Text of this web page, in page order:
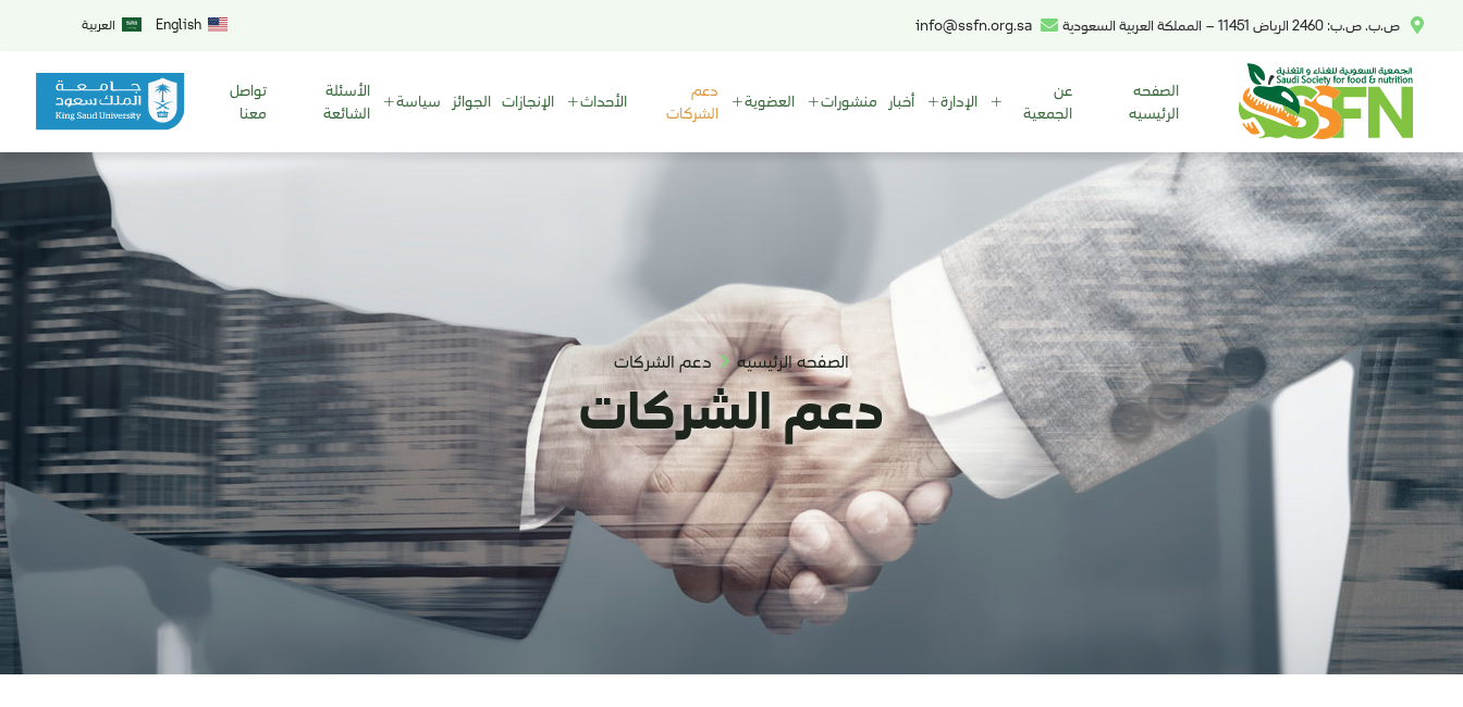
ص.ب. ص.ب: 2460 الرياض 11451 – المملكة العربية السعودية info@ssfn.org.sa
English العربية
الصفحه
الرئيسيه
عن
الجمعية
الإدارة أخبار منشورات العضوية
دعم
الشركات
الأحداث الإنجازات الجوائز سياسة
الأسئلة
الشائعة
تواصل
معنا
الصفحه الرئيسيه دعم الشركات
دعم الشركات